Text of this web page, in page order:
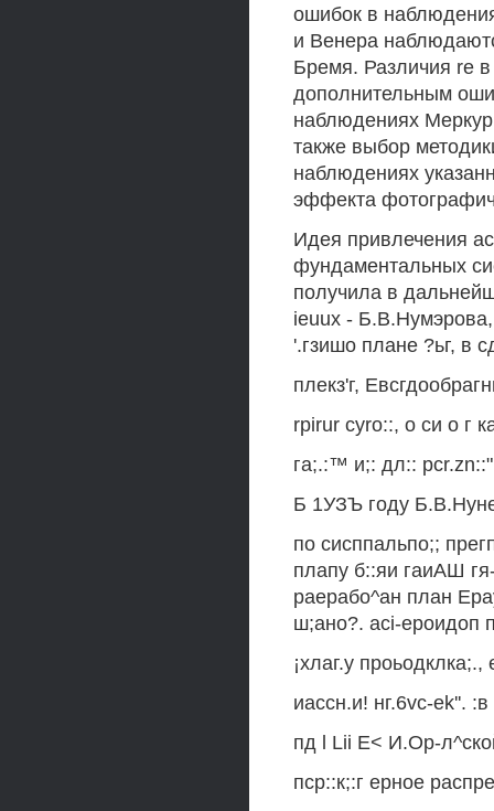
ошибок в
и Венера
Бремя. Различия re
дополнительным
наблюдениях
также выбор
наблюдениях
эффекта
Идея привлечения
фундаментальных
получила в
ieuux -
'.гзишо плане ?ьг, в
плекз'г,
rpirur cyro::, о си о г
га;.:™ и;: дл::
Б 1УЗЪ году
по сисппальпо;;
плапу б::яи гаиАШ
раерабо^ан план
ш;ано?. aci-ероидоп
¡хлаг.у
иассн.и! нг.6vc-ek''.
пд l Lii Е< И.Ор-
пср::к;:г ерное